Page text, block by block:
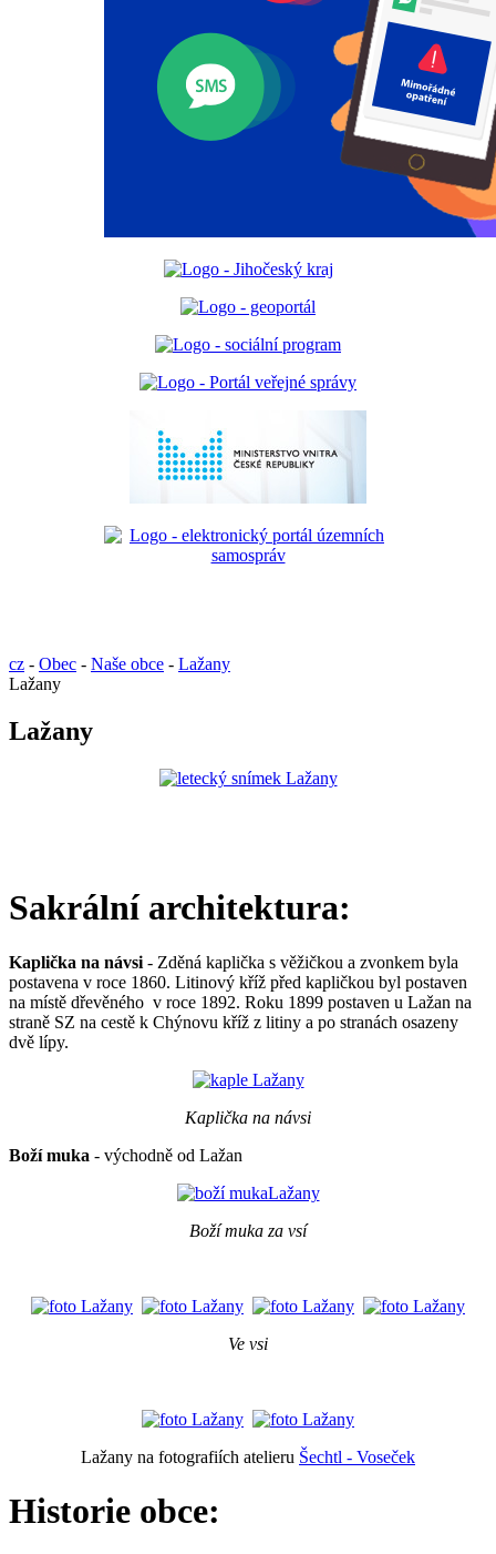
cz - Obec - Naše obce - Lažany
Lažany
Lažany
Sakrální architektura:
Kaplička na návsi - Zděná kaplička s věžičkou a zvonkem byla
postavena v roce 1860. Litinový kříž před kapličkou byl postaven
na místě dřevěného v roce 1892. Roku 1899 postaven u Lažan na
straně SZ na cestě k Chýnovu kříž z litiny a po stranách osazeny
dvě lípy.
Kaplička na návsi
Boží muka - východně od Lažan
Boží muka za vsí
Ve vsi
Lažany na fotografiích atelieru Šechtl - Voseček
Historie obce: